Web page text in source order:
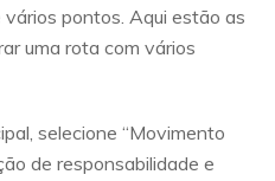
pontos. Aqui estão as
uma rota com vários
selecione “Movimento
de responsabilidade e